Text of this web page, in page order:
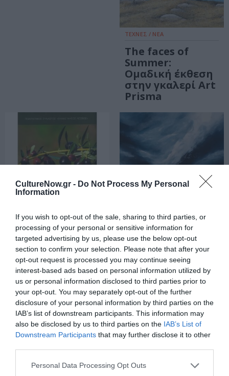
CultureNow.gr - Do Not Process My Personal
Information
If you wish to opt-out of the sale, sharing to third parties, or
processing of your personal or sensitive information for
targeted advertising by us, please use the below opt-out
section to confirm your selection. Please note that after your
opt-out request is processed you may continue seeing
interest-based ads based on personal information utilized by
us or personal information disclosed to third parties prior to
your opt-out. You may separately opt-out of the further
disclosure of your personal information by third parties on the
IAB’s list of downstream participants. This information may
also be disclosed by us to third parties on the IAB’s List of
Downstream Participants that may further disclose it to other
Personal Data Processing Opt Outs
ΤΕΧΝΕΣ / ΝΕΑ
The faces of
Summer:
Ομαδική έκθεση
στην γκαλερί Art
Prisma
ΒΙΒΛΙΟ / REVIEWS
Η ελιά της
Λέσβου ως
πανάρχαιο
σύµβολο
ελληνισµού
ΤΕΧΝΕΣ / ΝΕΑ
Ελπίδα Βουτσά –
Silence: Έκθεση
στην γκαλερί Art
Prisma